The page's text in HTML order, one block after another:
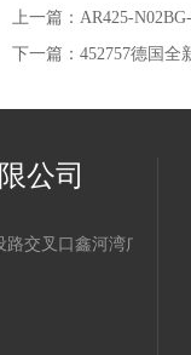
上一篇： AR425-
下一篇： 452757德国全
公司
交叉口鑫河湾广场